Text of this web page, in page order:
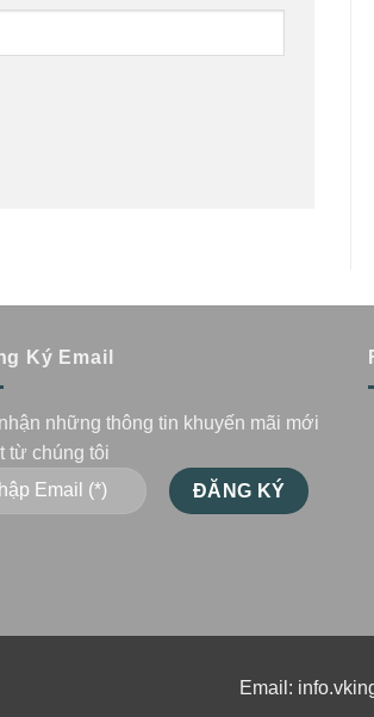
Ký Email
những thông tin khuyến mãi mới
từ chúng tôi
Email: